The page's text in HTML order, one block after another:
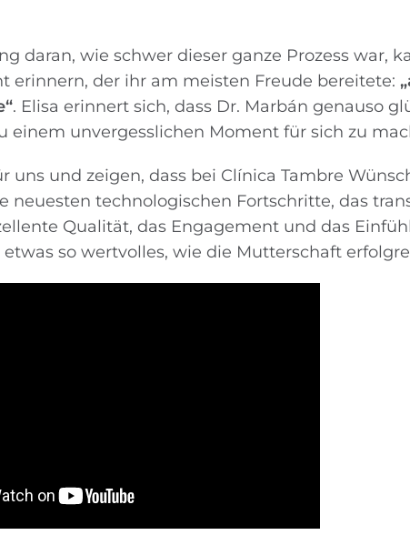
daran, wie schwer dieser ganze Prozess war,
erinnern, der ihr am meisten Freude bereitete:
. Elisa erinnert sich, dass Dr. Marbán genauso
einem unvergesslichen Moment für sich zu
und zeigen, dass bei Clínica Tambre
neuesten technologischen Fortschritte, das
Qualität, das Engagement und das
so wertvolles, wie die Mutterschaft